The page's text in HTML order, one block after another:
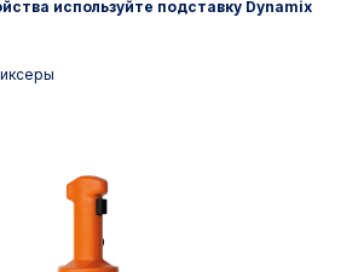
используйте подставку Dynamix